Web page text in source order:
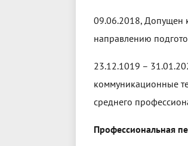
09.06.2018, Допущен
направлению
23.12.1019 –
коммуникационные
среднего
Профессиональная